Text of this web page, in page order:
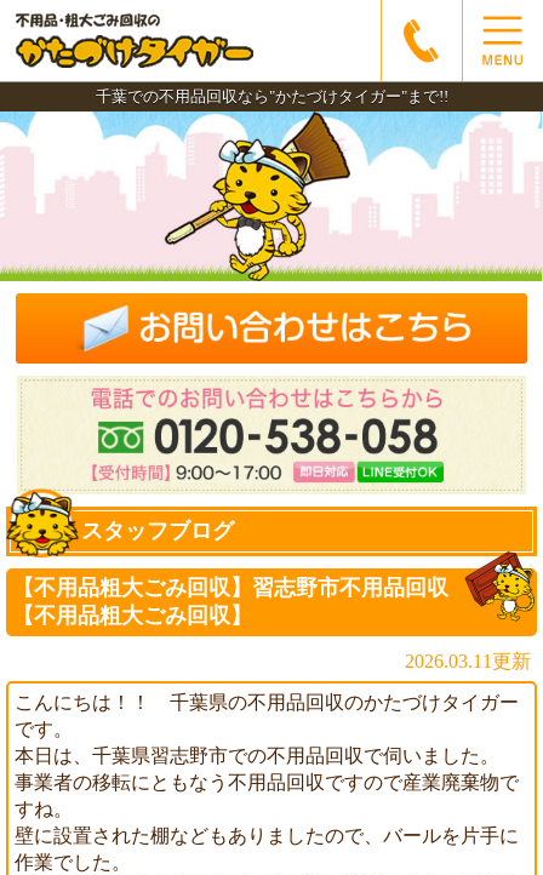
千葉での不用品回収なら"かたづけタイガー"まで!!
スタッフブログ
【不用品粗大ごみ回収】習志野市不用品回収
【不用品粗大ごみ回収】
2026.03.11更新
こんにちは！！ 千葉県の不用品回収のかたづけタイガー
です。
本日は、千葉県習志野市での不用品回収で伺いました。
事業者の移転にともなう不用品回収ですので産業廃棄物で
すね。
壁に設置された棚などもありましたので、バールを片手に
作業でした。